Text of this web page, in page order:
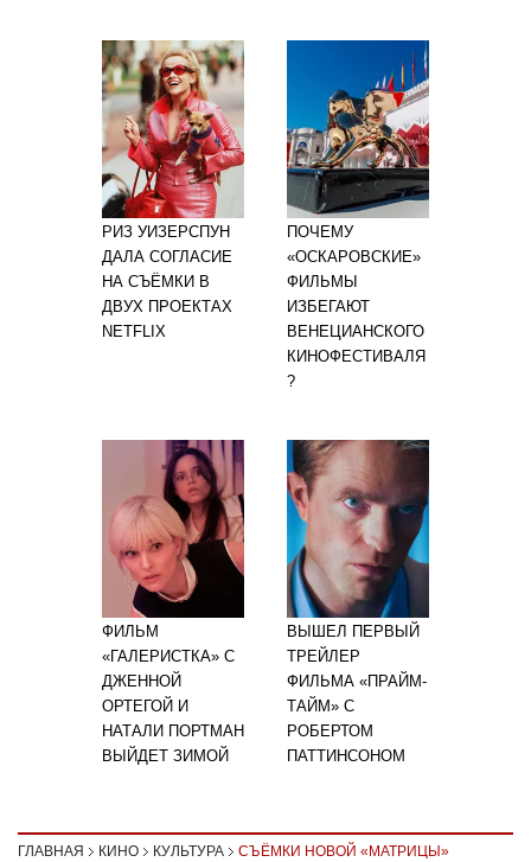
РИЗ УИЗЕРСПУН
ДАЛА СОГЛАСИЕ
НА СЪЁМКИ В
ДВУХ ПРОЕКТАХ
NETFLIX
ПОЧЕМУ
«ОСКАРОВСКИЕ»
ФИЛЬМЫ
ИЗБЕГАЮТ
ВЕНЕЦИАНСКОГО
КИНОФЕСТИВАЛЯ
?
ФИЛЬМ
«ГАЛЕРИСТКА» С
ДЖЕННОЙ
ОРТЕГОЙ И
НАТАЛИ ПОРТМАН
ВЫЙДЕТ ЗИМОЙ
ВЫШЕЛ ПЕРВЫЙ
ТРЕЙЛЕР
ФИЛЬМА «ПРАЙМ-
ТАЙМ» С
РОБЕРТОМ
ПАТТИНСОНОМ
ГЛАВНАЯ КИНО КУЛЬТУРА
СЪЁМКИ НОВОЙ «МАТРИЦЫ»